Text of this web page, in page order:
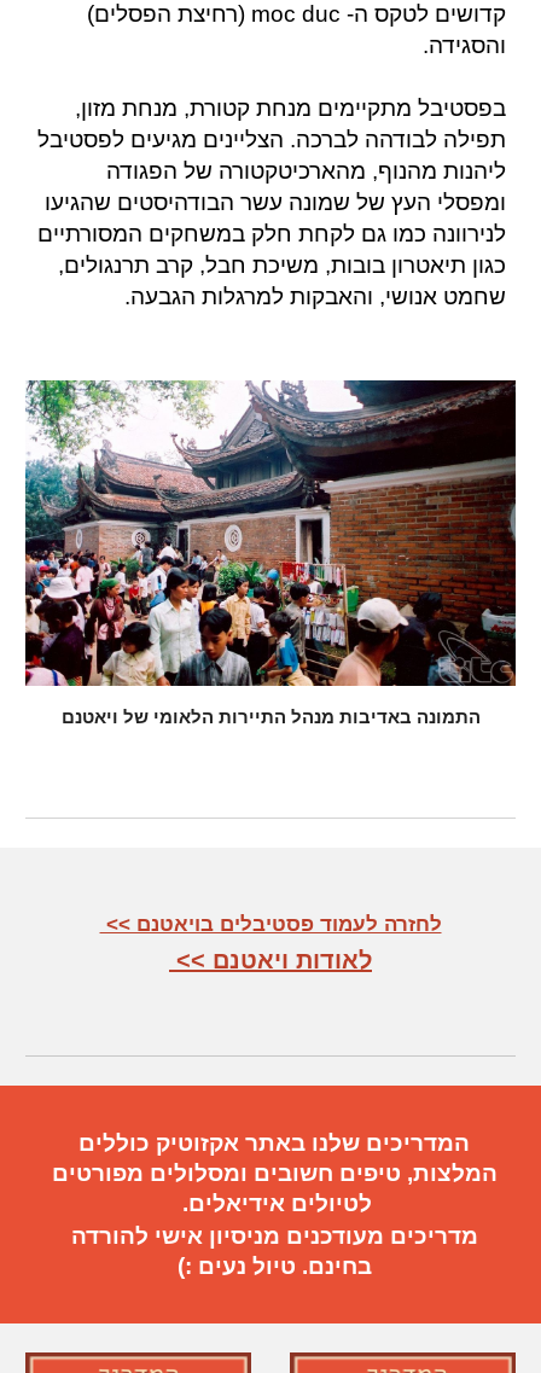
קדושים לטקס ה- moc duc (רחיצת הפסלים)
והסגידה.
בפסטיבל מתקיימים מנחת קטורת, מנחת מזון,
תפילה לבודהה לברכה. הצליינים מגיעים לפסטיבל
ליהנות מהנוף, מהארכיטקטורה של הפגודה
ומפסלי העץ של שמונה עשר הבודהיסטים שהגיעו
לנירוונה כמו גם לקחת חלק במשחקים המסורתיים
כגון תיאטרון בובות, משיכת חבל, קרב תרנגולים,
שחמט אנושי, והאבקות למרגלות הגבעה.
התמונה באדיבות מנהל התיירות הלאומי של ויאטנם
לחזרה לעמוד פסטיבלים בויאטנם >>
לאודות ויאטנם >>
המדריכים שלנו באתר אקזוטיק כוללים
המלצות, טיפים חשובים ומסלולים מפורטים
לטיולים אידיאלים.
מדריכים מעודכנים מניסיון אישי להורדה
בחינם. טיול נעים :)